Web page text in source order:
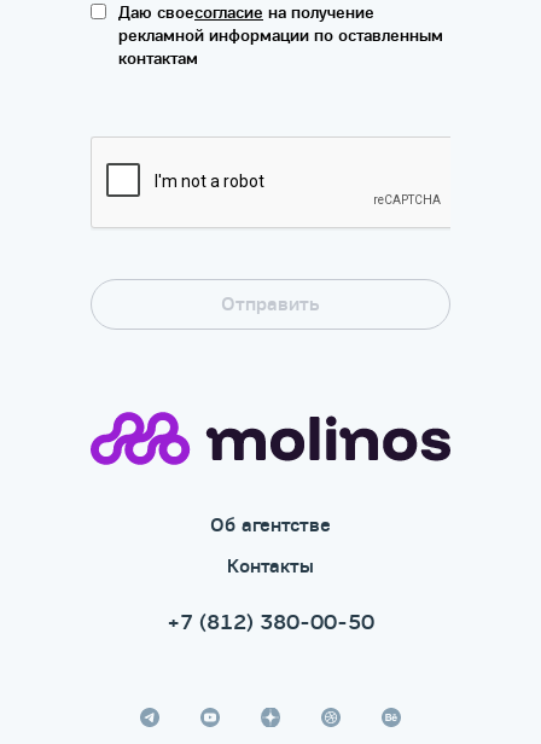
Об агентстве
Контакты
+7 (812) 380-00-50
Даю своесогласие на получение
рекламной информации по оставленным
контактам